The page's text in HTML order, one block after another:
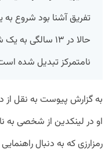
تفریق آشنا بود شروع به
حالا در ۱۳
نامتمرکز تبدیل شده
به گزارش پیوست به نقل از
او در لینکدین از شخصی
رمزارزی که به دنبال